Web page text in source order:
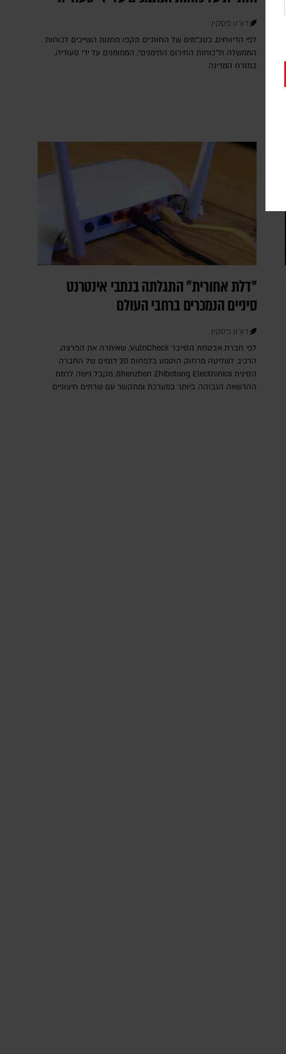
דורון פסקין
לפי הדיווחים, כטב"מים של החות'ים תקפו מחנות השייכים לכוחות
הממשלה ול"כוחות החירום התימנים", הממומנים על ידי סעודיה,
במזרח המדינה
"דלת אחורית" התגלתה בנתבי אינטרנט
סיניים הנמכרים ברחבי העולם
דורון פסקין
לפי חברת אבטחת הסייבר VulnCheck‎, שאיתרה את הפרצה,
הרכיב לשליטה מרחוק הוטמע בלפחות 20 דגמים של החברה
הסינית Shenzhen Zhibotong Electronics‎, מקבל גישה לרמת
ההרשאה הגבוהה ביותר במערכת ומתקשר עם שרתים חיצוניים